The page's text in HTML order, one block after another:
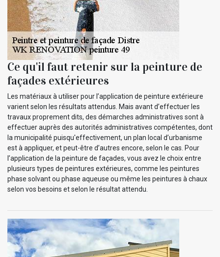
Ce qu'il faut retenir sur la peinture de
façades extérieures
Les matériaux à utiliser pour l’application de peinture extérieure
varient selon les résultats attendus. Mais avant d’effectuer les
travaux proprement dits, des démarches administratives sont à
effectuer auprès des autorités administratives compétentes, dont
la municipalité puisqu'effectivement, un plan local d’urbanisme
est à appliquer, et peut-être d’autres encore, selon le cas. Pour
l’application de la peinture de façades, vous avez le choix entre
plusieurs types de peintures extérieures, comme les peintures
phase solvant ou phase aqueuse ou même les peintures à chaux
selon vos besoins et selon le résultat attendu.